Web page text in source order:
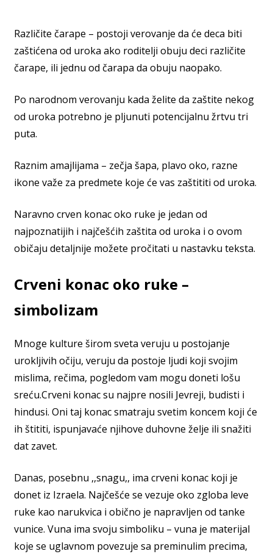
Različite čarape – postoji verovanje da će deca biti
zaštićena od uroka ako roditelji obuju deci različite
čarape, ili jednu od čarapa da obuju naopako.
Po narodnom verovanju kada želite da zaštite nekog
od uroka potrebno je pljunuti potencijalnu žrtvu tri
puta.
Raznim amajlijama – zečja šapa, plavo oko, razne
ikone važe za predmete koje će vas zaštititi od uroka.
Naravno crven konac oko ruke je jedan od
najpoznatijih i najčešćih zaštita od uroka i o ovom
običaju detaljnije možete pročitati u nastavku teksta.
Crveni konac oko ruke –
simbolizam
Mnoge kulture širom sveta veruju u postojanje
urokljivih očiju, veruju da postoje ljudi koji svojim
mislima, rečima, pogledom vam mogu doneti lošu
sreću.Crveni konac su najpre nosili Jevreji, budisti i
hindusi. Oni taj konac smatraju svetim koncem koji će
ih štititi, ispunjavaće njihove duhovne želje ili snažiti
dat zavet.
Danas, posebnu ,,snagu,, ima crveni konac koji je
donet iz Izraela. Najčešće se vezuje oko zgloba leve
ruke kao narukvica i obično je napravljen od tanke
vunice. Vuna ima svoju simboliku – vuna je materijal
koje se uglavnom povezuje sa preminulim precima,